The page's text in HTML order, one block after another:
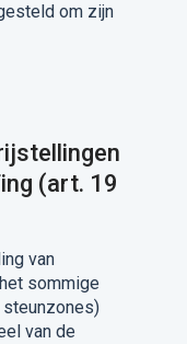
om zijn
(art. 19
van
sommige
steunzones)
van de